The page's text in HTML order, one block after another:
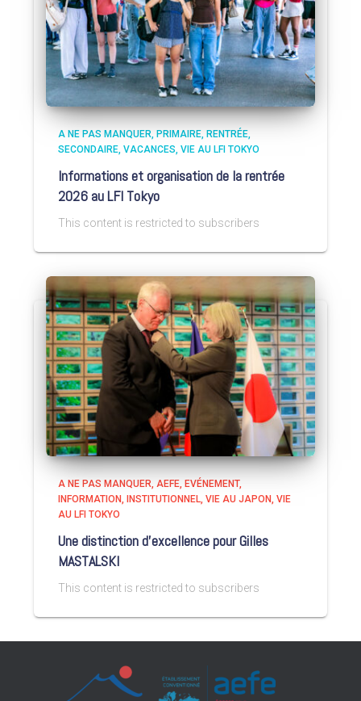
A NE PAS MANQUER PRIMAIRE RENTRÉE
SECONDAIRE VACANCES VIE AU LFI TOKYO
Informations et organisation de la rentrée
2026 au LFI Tokyo
This content is restricted to subscribers
A NE PAS MANQUER AEFE EVÉNEMENT
INFORMATION
INSTITUTIONNEL VIE AU JAPON VIE
AU LFI TOKYO
Une distinction d’excellence pour Gilles
MASTALSKI
This content is restricted to subscribers